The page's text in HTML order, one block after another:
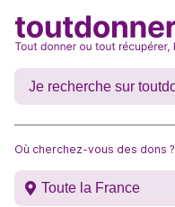
Où cherchez-vous des dons ?
Toute la France